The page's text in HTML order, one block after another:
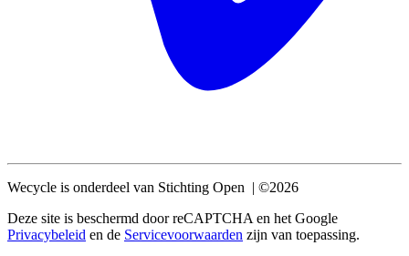
Wecycle is onderdeel van Stichting Open | ©2026
Deze site is beschermd door reCAPTCHA en het Google
Privacybeleid en de Servicevoorwaarden zijn van toepassing.